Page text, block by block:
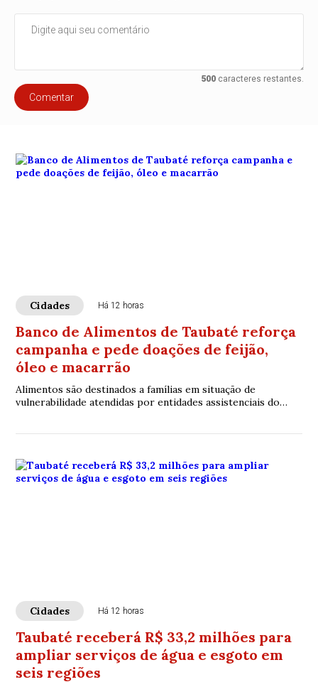
500caracteres restantes.
Comentar
Cidades Há 12 horas
Banco de Alimentos de Taubaté reforça
campanha e pede doações de feijão,
óleo e macarrão
Alimentos são destinados a famílias em situação de
vulnerabilidade atendidas por entidades assistenciais do
Cidades Há 12 horas
Taubaté receberá R$ 33,2 milhões para
ampliar serviços de água e esgoto em
seis regiões